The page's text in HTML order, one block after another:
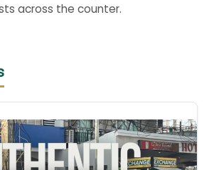
across the counter.